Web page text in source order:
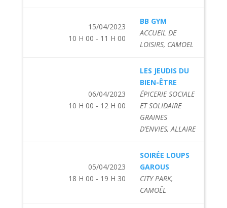
15/04/2023
10 H 00 - 11 H 00
BB GYM
ACCUEIL DE
LOISIRS, CAMOEL
06/04/2023
10 H 00 - 12 H 00
LES JEUDIS DU
BIEN-ÊTRE
ÉPICERIE SOCIALE
ET SOLIDAIRE
GRAINES
D’ENVIES, ALLAIRE
05/04/2023
18 H 00 - 19 H 30
SOIRÉE LOUPS
GAROUS
CITY PARK,
CAMOËL